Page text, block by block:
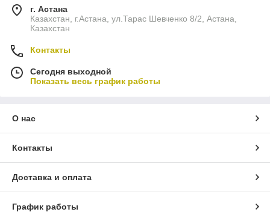
г. Астана
Казахстан, г.Астана, ул.Тарас Шевченко 8/2, Астана,
Казахстан
Контакты
Сегодня выходной
Показать весь график работы
О нас
Контакты
Доставка и оплата
График работы